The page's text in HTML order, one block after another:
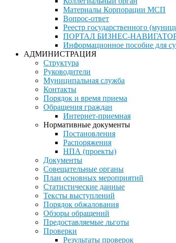
Материалы Корпорации МСП
Вопрос-ответ
Реестр государственного
ПОРТАЛ БИЗНЕС-
Информационное пособие для
АДМИНИСТРАЦИЯ
Структура
Руководители
Муниципальная служба
Контакты
Порядок и время приема
Обращения граждан
Интернет-приемная
Нормативные документы
Постановления
Распоряжения
НПА (проекты)
Документы
Совещательные органы
План основных мероприятий
Статистические данные
Тексты выступлений
Порядок обжалования
Обзоры обращений
Предоставляемые льготы
Проверки
Результаты проверок